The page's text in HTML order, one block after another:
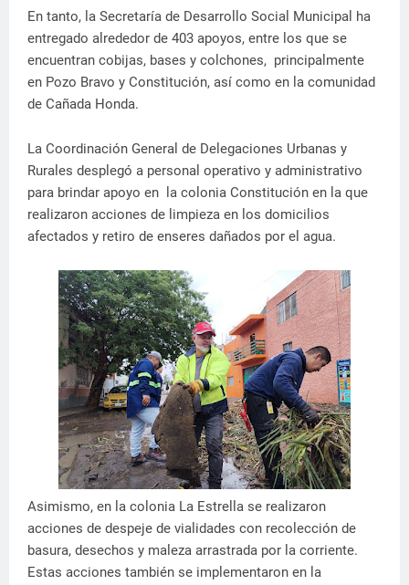
En tanto, la Secretaría de Desarrollo Social Municipal ha
entregado alrededor de 403 apoyos, entre los que se
encuentran cobijas, bases y colchones, principalmente
en Pozo Bravo y Constitución, así como en la comunidad
de Cañada Honda.
La Coordinación General de Delegaciones Urbanas y
Rurales desplegó a personal operativo y administrativo
para brindar apoyo en la colonia Constitución en la que
realizaron acciones de limpieza en los domicilios
afectados y retiro de enseres dañados por el agua.
Asimismo, en la colonia La Estrella se realizaron
acciones de despeje de vialidades con recolección de
basura, desechos y maleza arrastrada por la corriente.
Estas acciones también se implementaron en la